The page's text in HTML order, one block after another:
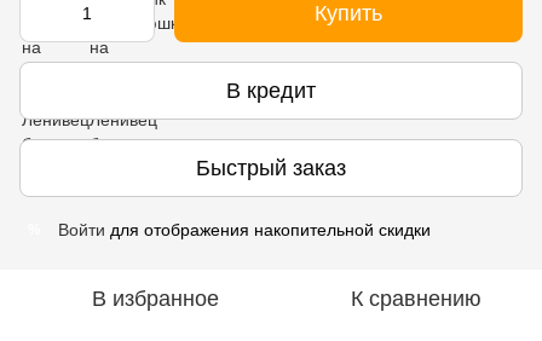
Купить
В кредит
Быстрый заказ
Войти для отображения накопительной скидки
В избранное К сравнению